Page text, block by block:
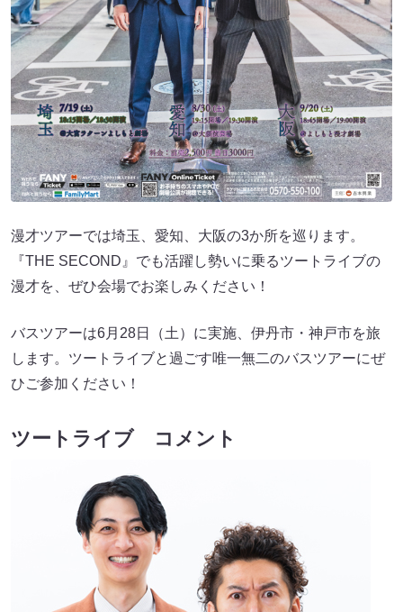
漫才ツアーでは埼玉、愛知、大阪の3か所を巡ります。
『THE SECOND』でも活躍し勢いに乗るツートライブの
漫才を、ぜひ会場でお楽しみください！
バスツアーは6月28日（土）に実施、伊丹市・神戸市を旅
します。ツートライブと過ごす唯一無二のバスツアーにぜ
ひご参加ください！
ツートライブ コメント